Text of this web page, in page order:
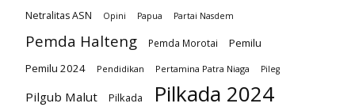
Netralitas ASN Opini Papua Partai Nasdem
Pemda Halteng Pemda Morotai
Pemilu
Pemilu 2024
Pendidikan Pertamina Patra Niaga Pileg
Pilgub Malut Pilkada Pilkada 2024